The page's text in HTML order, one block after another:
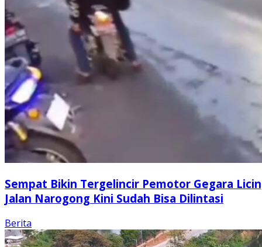
Sempat Bikin Tergelincir Pemotor Gegara
Jalan Narogong Kini Sudah Bisa Dilintasi
Berita